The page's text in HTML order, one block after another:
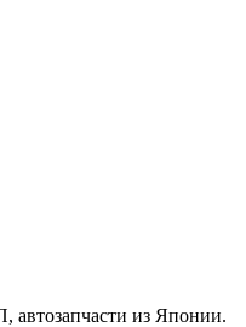
автозапчасти из Японии.